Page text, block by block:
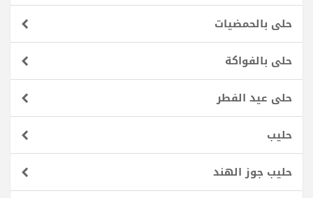
حلى بالحمضيات
حلى بالفواكة
حلى عيد الفطر
حليب
حليب جوز الهند